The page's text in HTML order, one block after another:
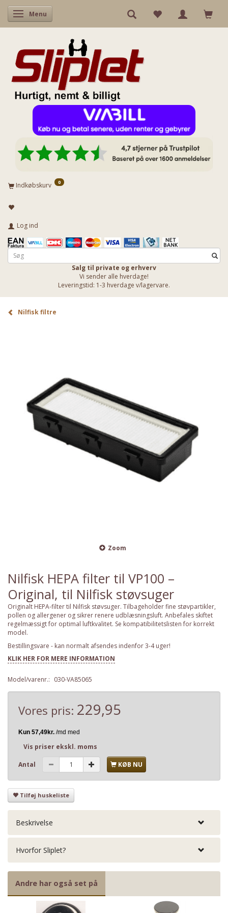
Skifte navigation
Menu
Indkøbskurv 0
Log ind
Salg til private og erhverv
Vi sender alle hverdage!
Leveringstid: 1-3 hverdage v/lagervare.
Nilfisk filtre
Zoom
Nilfisk HEPA filter til VP100 –
Original, til Nilfisk støvsuger
Originalt HEPA-filter til Nilfisk støvsuger. Tilbageholder fine støvpartikler,
pollen og allergener og sikrer renere udblæsningsluft. Anbefales skiftet
regelmæssigt for optimal luftkvalitet. Se kompatibilitetslisten for korrekt
model.
Bestillingsvare - kan normalt afsendes indenfor 3-4 uger!
KLIK HER FOR MERE INFORMATION
Model/varenr.: 030-VA85065
Vores pris: 229,95
Vis priser ekskl. moms
Antal KØB NU
Tilføj huskeliste
Beskrivelse
Hvorfor Sliplet?
Andre har også set på